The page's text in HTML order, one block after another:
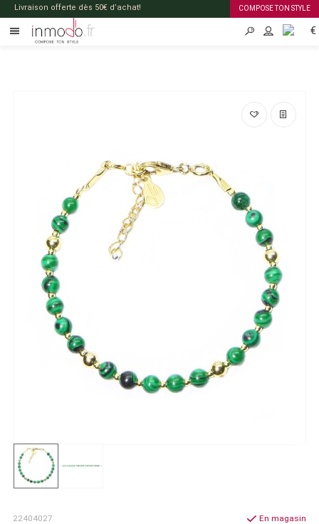
COMPOSE TON STYLE
Livraison offerte dès 50€ d’achat!
FR €
22404027 En magasin